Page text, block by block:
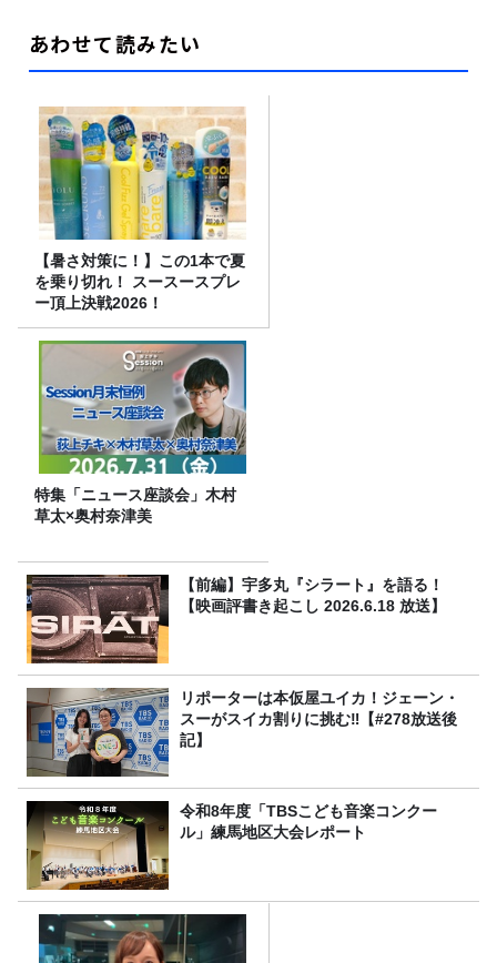
あわせて読みたい
【暑さ対策に！】この1本で夏
を乗り切れ！ スースースプレ
ー頂上決戦2026！
特集「ニュース座談会」木村
草太×奥村奈津美
【前編】宇多丸『シラート』を語る！
【映画評書き起こし 2026.6.18 放送】
リポーターは本仮屋ユイカ！ジェーン・
スーがスイカ割りに挑む‼【#278放送後
記】
令和8年度「TBSこども音楽コンクー
ル」練馬地区大会レポート